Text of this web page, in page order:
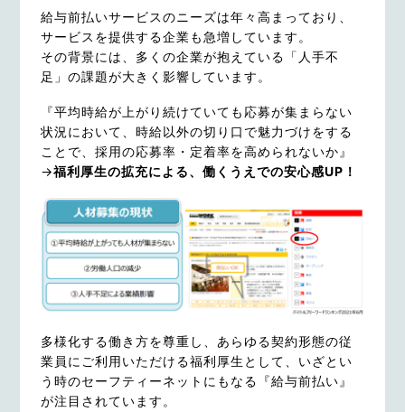
給与前払いサービスのニーズは年々高まっており、
サービスを提供する企業も急増しています。
その背景には、多くの企業が抱えている「人手不
足」の課題が大きく影響しています。
『平均時給が上がり続けていても応募が集まらない
状況において、時給以外の切り口で魅力づけをする
ことで、採用の応募率・定着率を高められないか』
→福利厚生の拡充による、働くうえでの安心感UP！
多様化する働き方を尊重し、あらゆる契約形態の従
業員にご利用いただける福利厚生として、いざとい
う時のセーフティーネットにもなる『給与前払い』
が注目されています。